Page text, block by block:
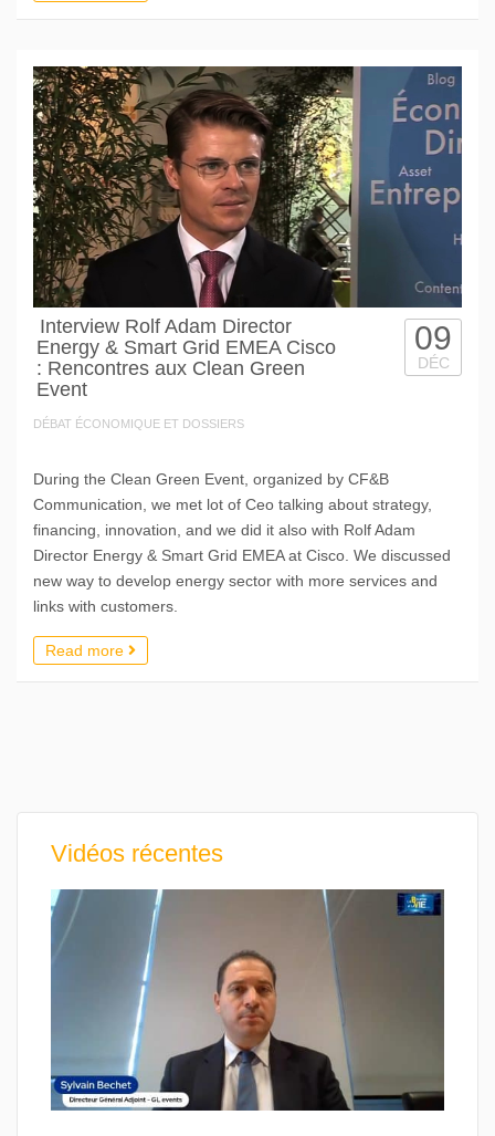
Interview Rolf Adam Director
Energy & Smart Grid EMEA Cisco
: Rencontres aux Clean Green
Event
DÉBAT ÉCONOMIQUE ET DOSSIERS
09
DÉC
During the Clean Green Event, organized by CF&B
Communication, we met lot of Ceo talking about strategy,
financing, innovation, and we did it also with Rolf Adam
Director Energy & Smart Grid EMEA at Cisco. We discussed
new way to develop energy sector with more services and
links with customers.
Read more
Vidéos récentes